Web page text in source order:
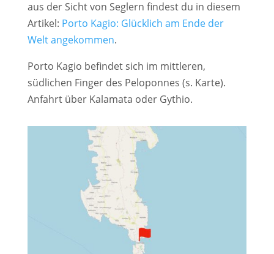
aus der Sicht von Seglern findest du in diesem
Artikel: Porto Kagio: Glücklich am Ende der
Welt angekommen.
Porto Kagio befindet sich im mittleren,
südlichen Finger des Peloponnes (s. Karte).
Anfahrt über Kalamata oder Gythio.